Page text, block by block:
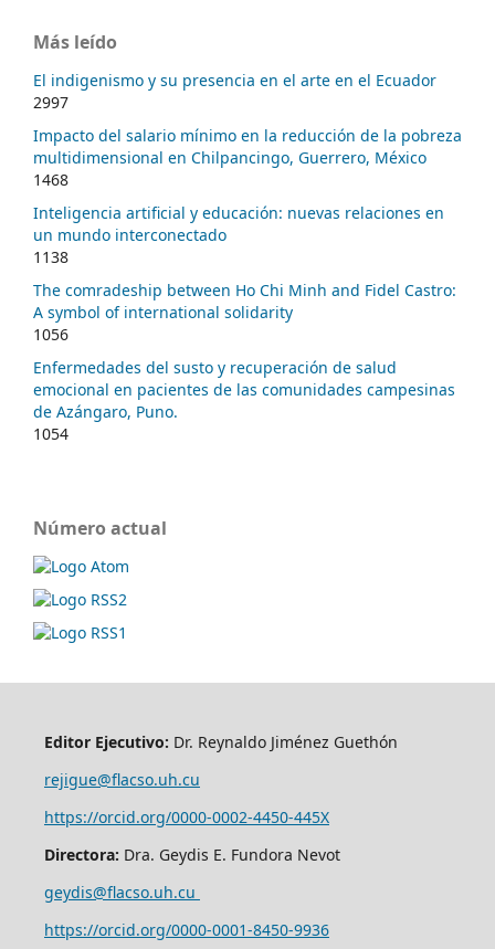
Más leído
El indigenismo y su presencia en el arte en el Ecuador
2997
Impacto del salario mínimo en la reducción de la pobreza
multidimensional en Chilpancingo, Guerrero, México
1468
Inteligencia artificial y educación: nuevas relaciones en
un mundo interconectado
1138
The comradeship between Ho Chi Minh and Fidel Castro:
A symbol of international solidarity
1056
Enfermedades del susto y recuperación de salud
emocional en pacientes de las comunidades campesinas
de Azángaro, Puno.
1054
Número actual
Editor Ejecutivo: Dr. Reynaldo Jiménez Guethón
rejigue@flacso.uh.cu
https://orcid.org/0000-0002-4450-445X
Directora: Dra. Geydis E. Fundora Nevot
geydis@flacso.uh.cu
https://orcid.org/0000-0001-8450-9936